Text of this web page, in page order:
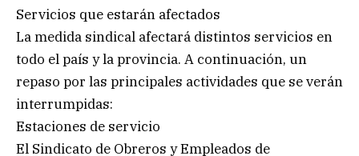
Servicios que estarán afectados
La medida sindical afectará distintos servicios en
todo el país y la provincia. A continuación, un
repaso por las principales actividades que se verán
interrumpidas:
Estaciones de servicio
El Sindicato de Obreros y Empleados de